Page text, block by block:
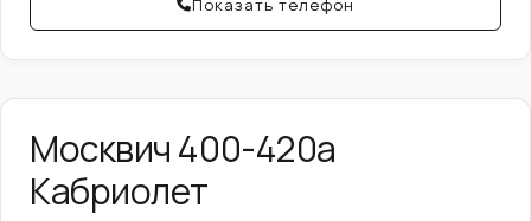
Показать телефон
Москвич 400-420а
Кабриолет